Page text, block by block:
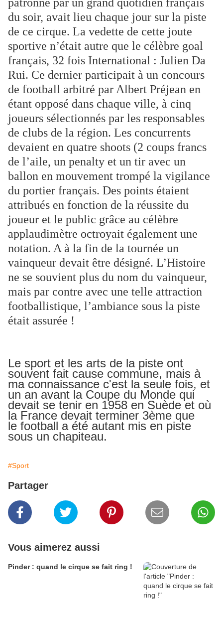
du soir, avait lieu chaque jour sur la piste
de ce cirque. La vedette de cette joute
sportive n’était autre que le célèbre goal
français, 32 fois International : Julien Da
Rui. Ce dernier participait à un concours
de football arbitré par Albert Préjean en
étant opposé dans chaque ville, à cinq
joueurs sélectionnés par les responsables
de clubs de la région. Les concurrents
devaient en quatre shoots (2 coups francs
de l’aile, un penalty et un tir avec un
ballon en mouvement trompé la vigilance
du portier français. Des points étaient
attribués en fonction de la réussite du
joueur et le public grâce au célèbre
applaudimètre octroyait également une
notation. A à la fin de la tournée un
vainqueur devait être désigné. L’Histoire
ne se souvient plus du nom du vainqueur,
mais par contre avec une telle attraction
footballistique, l’ambiance sous la piste
était assurée !
Le sport et les arts de la piste ont
souvent fait cause commune, mais à
ma connaissance c'est la seule fois, et
un an avant la Coupe du Monde qui
devait se tenir en 1958 en Suède et où
la France devait terminer 3ème que
le football a été autant mis en piste
sous un chapiteau.
#Sport
Partager
Vous aimerez aussi
Pinder : quand le cirque se fait ring !